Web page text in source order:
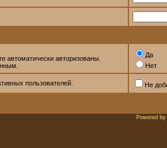
авторизованы.
Да
Нет
пользователей. Не
Powered by